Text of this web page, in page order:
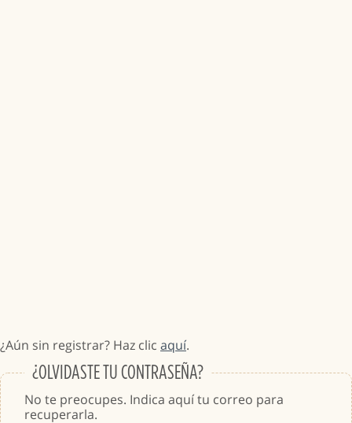
¿Aún sin registrar? Haz clic aquí.
¿OLVIDASTE TU CONTRASEÑA?
No te preocupes. Indica aquí tu correo para
recuperarla.